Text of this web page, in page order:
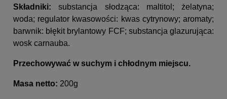
Składniki:substancja słodząca: maltitol; żelatyna;
woda; regulator kwasowości: kwas cytrynowy; aromaty;
barwnik: błękit brylantowy FCF; substancja glazurująca:
wosk carnauba.
Przechowywać w suchym i chłodnym miejscu.
Masa netto: 200g